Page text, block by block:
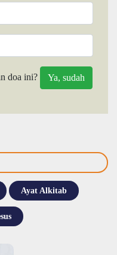
doa ini?
Ayat Alkitab